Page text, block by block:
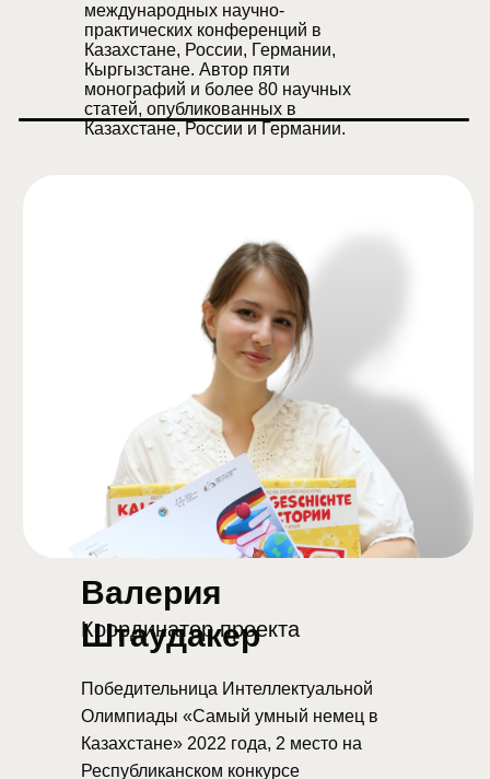
международных научно-
практических конференций в
Казахстане, России, Германии,
Кыргызстане. Автор пяти
монографий и более 80 научных
статей, опубликованных в
Казахстане, России и Германии.
Победительница Интеллектуальной
Олимпиады «Самый умный немец в
Казахстане» 2022 года, 2 место на
Республиканском конкурсе
Валерия
Штаудакер
Координатор проекта